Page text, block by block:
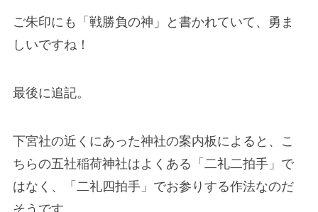
ご朱印にも「戦勝負の神」と書かれていて、勇ま
しいですね！
最後に追記。
下宮社の近くにあった神社の案内板によると、こ
ちらの五社稲荷神社はよくある「二礼二拍手」で
はなく、「二礼四拍手」でお参りする作法なのだ
そうです。